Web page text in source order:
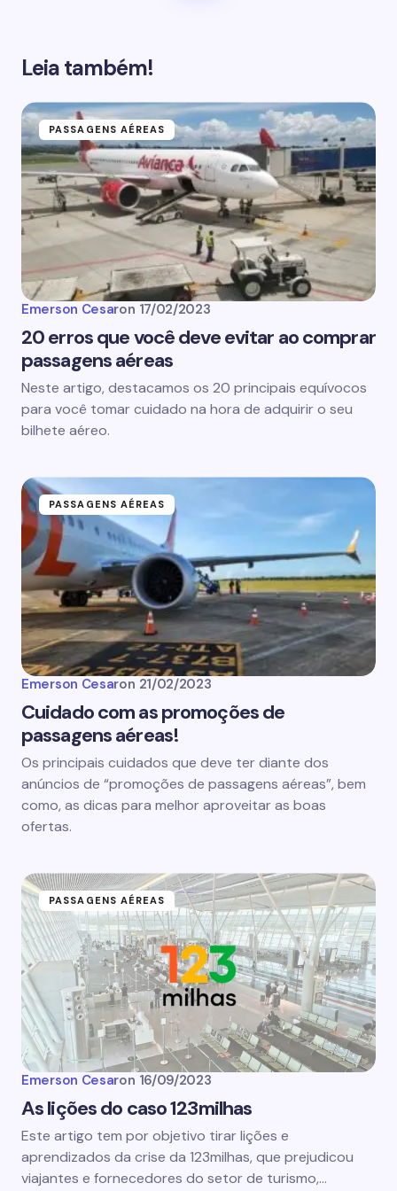
Leia também!
PASSAGENS AÉREAS
Emerson Cesaron 17/02/2023
20 erros que você deve evitar ao comprar
passagens aéreas
Neste artigo, destacamos os 20 principais equívocos
para você tomar cuidado na hora de adquirir o seu
bilhete aéreo.
PASSAGENS AÉREAS
Emerson Cesaron 21/02/2023
Cuidado com as promoções de
passagens aéreas!
Os principais cuidados que deve ter diante dos
anúncios de “promoções de passagens aéreas”, bem
como, as dicas para melhor aproveitar as boas
ofertas.
PASSAGENS AÉREAS
Emerson Cesaron 16/09/2023
As lições do caso 123milhas
Este artigo tem por objetivo tirar lições e
aprendizados da crise da 123milhas, que prejudicou
viajantes e fornecedores do setor de turismo,…